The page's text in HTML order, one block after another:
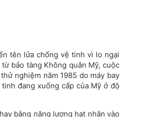
tên lửa chống vệ tinh vì lo ngại
bảo tàng Không quân Mỹ, cuộc
nghiệm năm 1985 do máy bay
đang xuống cấp của Mỹ ở độ
bằng năng lượng hạt nhân vào